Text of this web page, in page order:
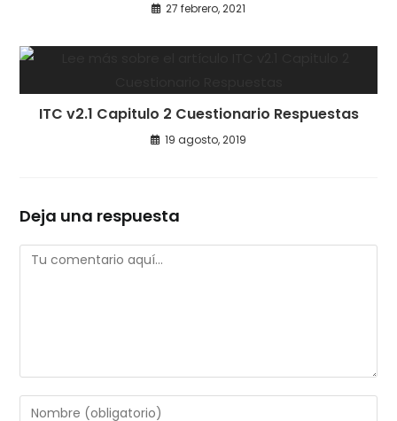
27 febrero, 2021
ITC v2.1 Capitulo 2 Cuestionario Respuestas
19 agosto, 2019
Deja una respuesta
Comentario
Introduce